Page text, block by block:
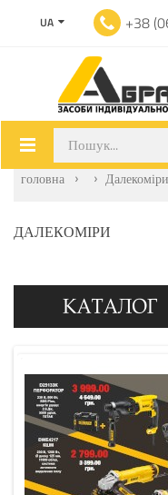
UA +38
головна Далекоміри
ДАЛЕКОМІРИ